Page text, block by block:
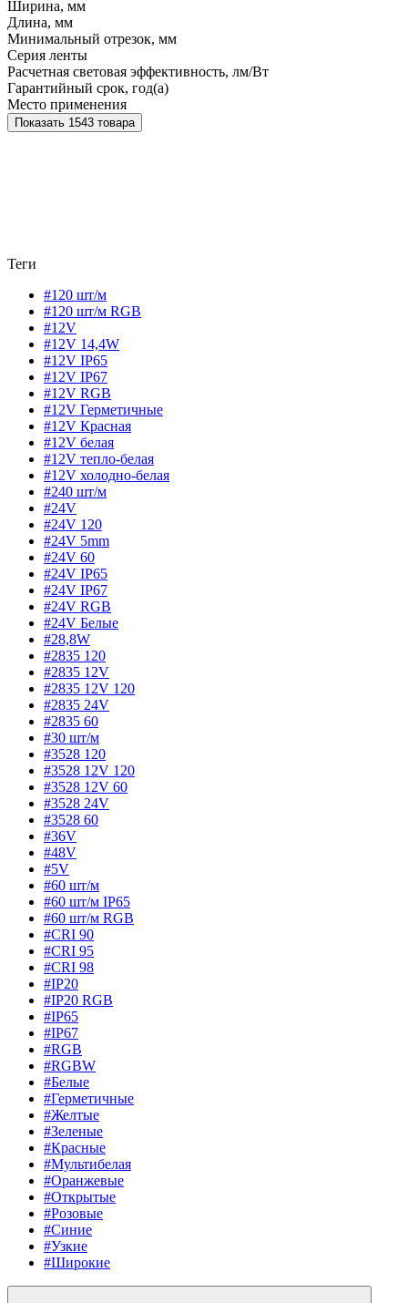
Ширина, мм
Длина, мм
Минимальный отрезок, мм
Серия ленты
Расчетная световая эффективность, лм/Вт
Гарантийный срок, год(а)
Место применения
Показать 1543 товара
Теги
#120 шт/м
#120 шт/м RGB
#12V
#12V 14,4W
#12V IP65
#12V IP67
#12V RGB
#12V Герметичные
#12V Красная
#12V белая
#12V тепло-белая
#12V холодно-белая
#240 шт/м
#24V
#24V 120
#24V 5mm
#24V 60
#24V IP65
#24V IP67
#24V RGB
#24V Белые
#28,8W
#2835 120
#2835 12V
#2835 12V 120
#2835 24V
#2835 60
#30 шт/м
#3528 120
#3528 12V 120
#3528 12V 60
#3528 24V
#3528 60
#36V
#48V
#5V
#60 шт/м
#60 шт/м IP65
#60 шт/м RGB
#CRI 90
#CRI 95
#CRI 98
#IP20
#IP20 RGB
#IP65
#IP67
#RGB
#RGBW
#Белые
#Герметичные
#Желтые
#Зеленые
#Красные
#Мультибелая
#Оранжевые
#Открытые
#Розовые
#Синие
#Узкие
#Широкие